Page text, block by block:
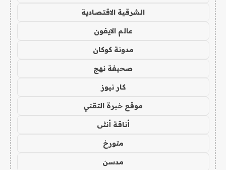
الشرقية الاقتصادية
عالم الايفون
مدونة كوكان
صحيفة نهج
كار نيوز
موقع خبرة التقني
أناقة أنثى
متورخ
مدسن